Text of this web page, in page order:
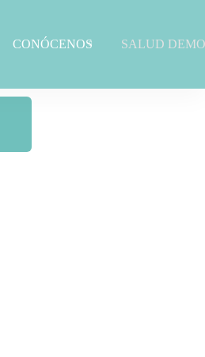
CONÓCENOS SALUD